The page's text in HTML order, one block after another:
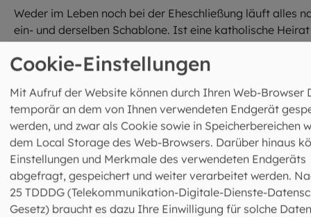
Weder im Leben noch bei der Eheschließung läuft alles
ein- und derselben Schablone. Ist eine katholische Heirat
möglich, wenn mein Partner meinen Glauben nicht teilt?
Was, wenn einer der Partner schon einmal verheiratet
Und lässt sich eigentlich auch die Verlobung schon
gestalten? Wir klären die wichtigsten Fragen.
Wenn mein Partner meinen Glauben nicht teilt
Geschieden – wieder heiraten – kirchlich heiraten?
Verlobung feiern – mit Gottes Segen
Cookie-Einstellungen
Mit Aufruf der Website können durch Ihren Web-Browser
temporär an dem von Ihnen verwendeten Endgerät
werden, und zwar als Cookie sowie in Speicherbereichen
dem Local Storage des Web-Browsers. Darüber hinaus
Einstellungen und Merkmale des verwendeten Endgeräts
abgefragt, gespeichert und weiter verarbeitet werden.
25 TDDDG (Telekommunikation-Digitale-Dienste-
Gesetz) braucht es dazu Ihre Einwilligung für solche